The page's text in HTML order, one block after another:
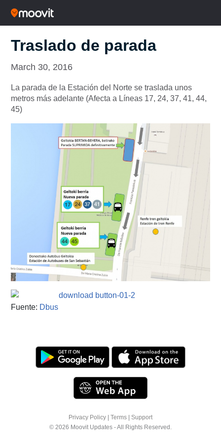
Traslado de parada
March 30, 2016
La parada de la Estación del Norte se traslada unos
metros más adelante (Afecta a Líneas 17, 24, 37, 41, 44,
45)
Fuente: Dbus
Privacy Policy | Terms | Support
© 2026 Moovit Updates - All Rights Reserved.